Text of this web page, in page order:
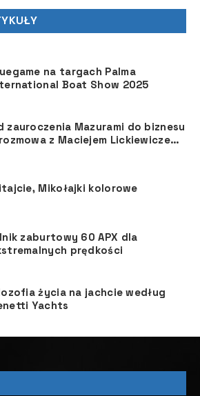
na targach Palma
Boat Show 2025
zauroczenia Mazurami do biznesu
z Maciejem Lickiewiczem
Mikołajki kolorowe
zaburtowy 60 APX dla
prędkości
życia na jachcie według
Yachts